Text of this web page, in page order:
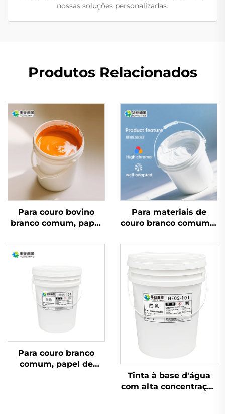
nossas soluções personalizadas.
Produtos Relacionados
Para couro bovino
branco comum, papel
materiais, tintas
flexográficas à base de
água de excelente
qualidade são
aplicáveis.
Para materiais de
couro branco comum e
à base de água
excepcionalmente
bem.
Para couro branco
comum, papel de
Tinta à base d'água
com alta concentração